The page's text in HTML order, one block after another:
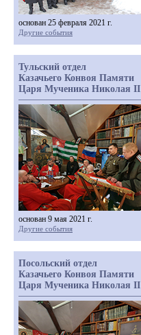
основан 25 февраля 2021 г.
Другие события
Тульский отдел
Казачьего Конвоя Памяти
Царя Мученика Николая II
основан 9 мая 2021 г.
Другие события
Посольский отдел
Казачьего Конвоя Памяти
Царя Мученика Николая II